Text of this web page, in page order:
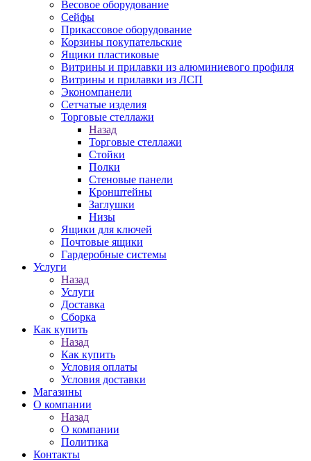
Весовое оборудование
Сейфы
Прикассовое оборудование
Корзины покупательские
Ящики пластиковые
Витрины и прилавки из алюминиевого профиля
Витрины и прилавки из ЛСП
Экономпанели
Сетчатые изделия
Торговые стеллажи
Назад
Торговые стеллажи
Стойки
Полки
Стеновые панели
Кронштейны
Заглушки
Низы
Ящики для ключей
Почтовые ящики
Гардеробные системы
Услуги
Назад
Услуги
Доставка
Сборка
Как купить
Назад
Как купить
Условия оплаты
Условия доставки
Магазины
О компании
Назад
О компании
Политика
Контакты